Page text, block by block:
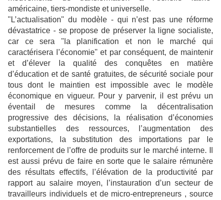
américaine, tiers-mondiste et universelle.
"L’actualisation" du modèle - qui n’est pas une réforme
dévastatrice - se propose de préserver la ligne socialiste,
car ce sera "la planification et non le marché qui
caractérisera l’économie" et par conséquent, de maintenir
et d’élever la qualité des conquêtes en matière
d’éducation et de santé gratuites, de sécurité sociale pour
tous dont le maintien est impossible avec le modèle
économique en vigueur. Pour y parvenir, il est prévu un
éventail de mesures comme la décentralisation
progressive des décisions, la réalisation d’économies
substantielles des ressources, l’augmentation des
exportations, la substitution des importations par le
renforcement de l’offre de produits sur le marché interne. Il
est aussi prévu de faire en sorte que le salaire rémunère
des résultats effectifs, l’élévation de la productivité par
rapport au salaire moyen, l’instauration d’un secteur de
travailleurs individuels et de micro-entrepreneurs , source